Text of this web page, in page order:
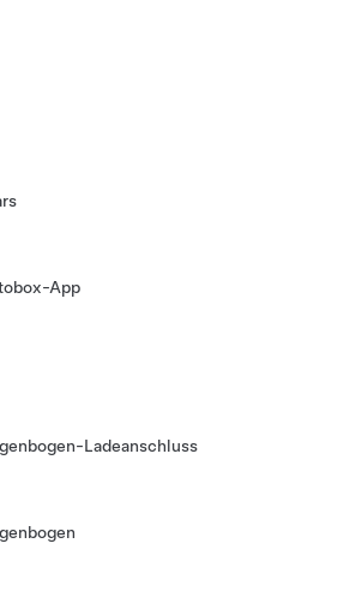
App
Ladeanschluss